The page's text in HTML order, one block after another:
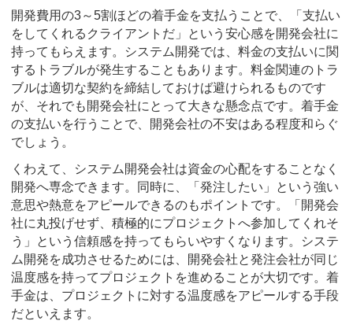
開発費用の3～5割ほどの着手金を支払うことで、「支払い
をしてくれるクライアントだ」という安心感を開発会社に
持ってもらえます。システム開発では、料金の支払いに関
するトラブルが発生することもあります。料金関連のトラ
ブルは適切な契約を締結しておけば避けられるものです
が、それでも開発会社にとって大きな懸念点です。着手金
の支払いを行うことで、開発会社の不安はある程度和らぐ
でしょう。
くわえて、システム開発会社は資金の心配をすることなく
開発へ専念できます。同時に、「発注したい」という強い
意思や熱意をアピールできるのもポイントです。「開発会
社に丸投げせず、積極的にプロジェクトへ参加してくれそ
う」という信頼感を持ってもらいやすくなります。システ
ム開発を成功させるためには、開発会社と発注会社が同じ
温度感を持ってプロジェクトを進めることが大切です。着
手金は、プロジェクトに対する温度感をアピールする手段
だといえます。